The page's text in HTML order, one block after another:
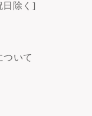
日除く]
ついて